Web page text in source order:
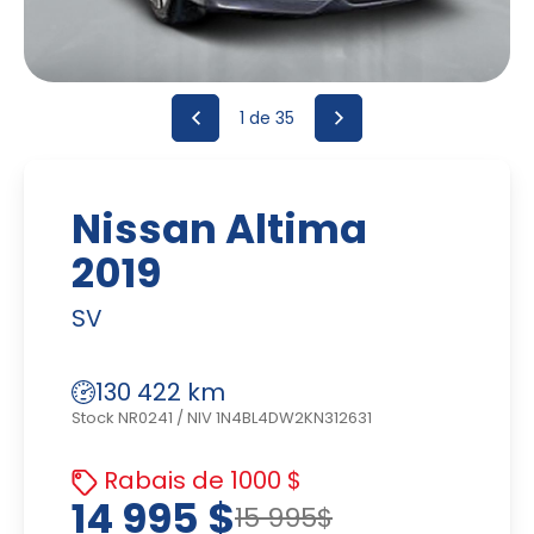
1 de 35
Nissan Altima
2019
SV
130 422 km
Stock NR0241 /NIV 1N4BL4DW2KN312631
Rabais de 1000 $
15 995$
14 995 $